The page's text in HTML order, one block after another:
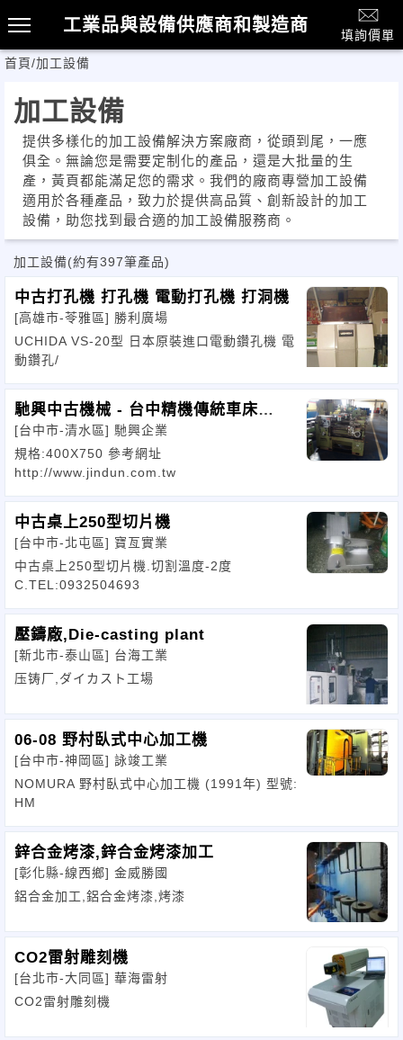
工業品與設備供應商和製造商
填詢價單
首頁/加工設備
加工設備
提供多樣化的加工設備解決方案廠商，從頭到尾，一應
俱全。無論您是需要定制化的產品，還是大批量的生
產，黃頁都能滿足您的需求。我們的廠商專營加工設備
適用於各種產品，致力於提供高品質、創新設計的加工
設備，助您找到最合適的加工設備服務商。
加工設備(約有397筆產品)
中古打孔機 打孔機 電動打孔機 打洞機
[高雄市-苓雅區] 勝利廣場
UCHIDA VS-20型 日本原裝進口電動鑽孔機 電
動鑽孔/
馳興中古機械 - 台中精機傳統車床
400X750
[台中市-清水區] 馳興企業
規格:400X750 參考網址
http://www.jindun.com.tw
中古桌上250型切片機
[台中市-北屯區] 寶亙實業
中古桌上250型切片機.切割溫度-2度
C.TEL:0932504693
壓鑄廠,Die-casting plant
[新北市-泰山區] 台海工業
压铸厂,ダイカスト工場
06-08 野村臥式中心加工機
[台中市-神岡區] 詠竣工業
NOMURA 野村臥式中心加工機 (1991年) 型號:
HM
鋅合金烤漆,鋅合金烤漆加工
[彰化縣-線西鄉] 金威勝國
鋁合金加工,鋁合金烤漆,烤漆
CO2雷射雕刻機
[台北市-大同區] 華海雷射
CO2雷射雕刻機